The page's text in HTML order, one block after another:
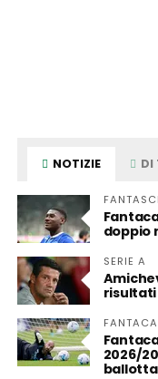
NOTIZIE DI
doppio
SERIE A
risultati
2026/